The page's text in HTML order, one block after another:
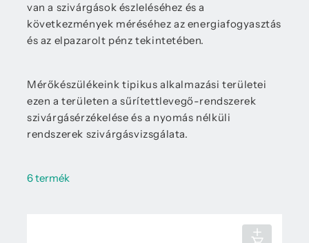
van a szivárgások észleléséhez és a
következmények méréséhez az energiafogyasztás
és az elpazarolt pénz tekintetében.
Mérőkészülékeink tipikus alkalmazási területei
ezen a területen a sűrítettlevegő-rendszerek
szivárgásérzékelése és a nyomás nélküli
rendszerek szivárgásvizsgálata.
6 termék